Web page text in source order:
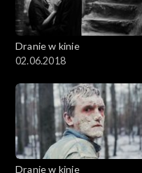
Dranie w kinie
02.06.2018
Dranie w kinie